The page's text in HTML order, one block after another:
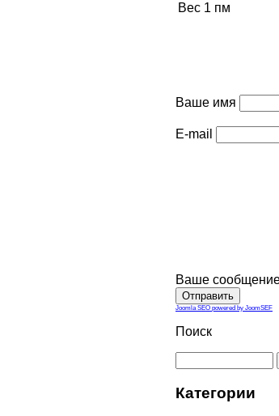
Вес 1 пм
Ваше имя
E-mail
Ваше
Joomla SEO powered by JoomSEF
Поиск
Категории